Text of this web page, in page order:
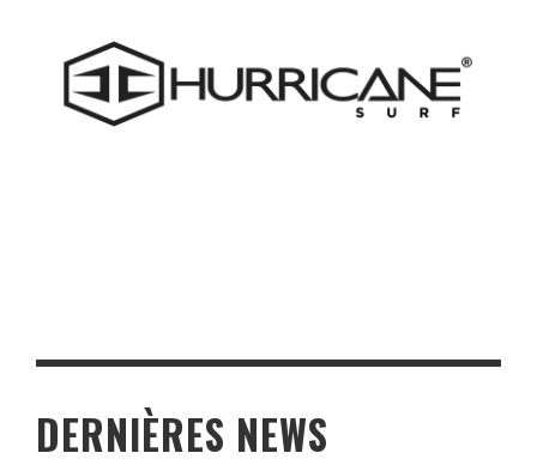
DERNIÈRES NEWS